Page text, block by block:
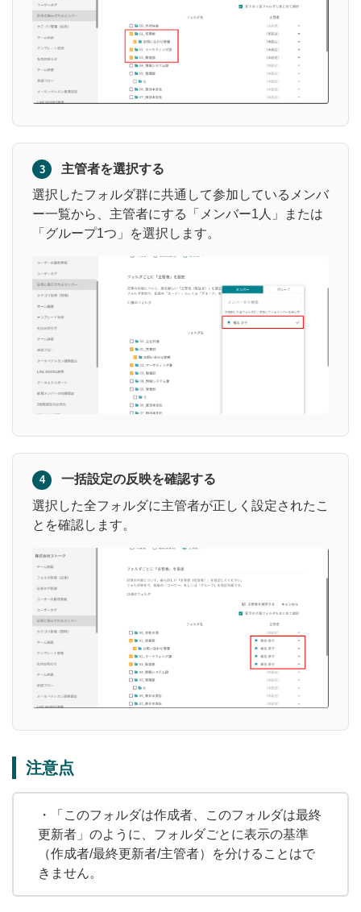
3
主管者を選択する
選択したフォルダ群に共通して参加しているメンバ
ー一覧から、主管者にする「メンバー1人」または
「グループ1つ」を選択します。
4
一括設定の反映を確認する
選択した全フォルダに主管者が正しく設定されたこ
とを確認します。
注意点
・「このフォルダは作成者、このフォルダは最終
更新者」のように、フォルダごとに表示の基準
（作成者/最終更新者/主管者）を分けることはで
きません。